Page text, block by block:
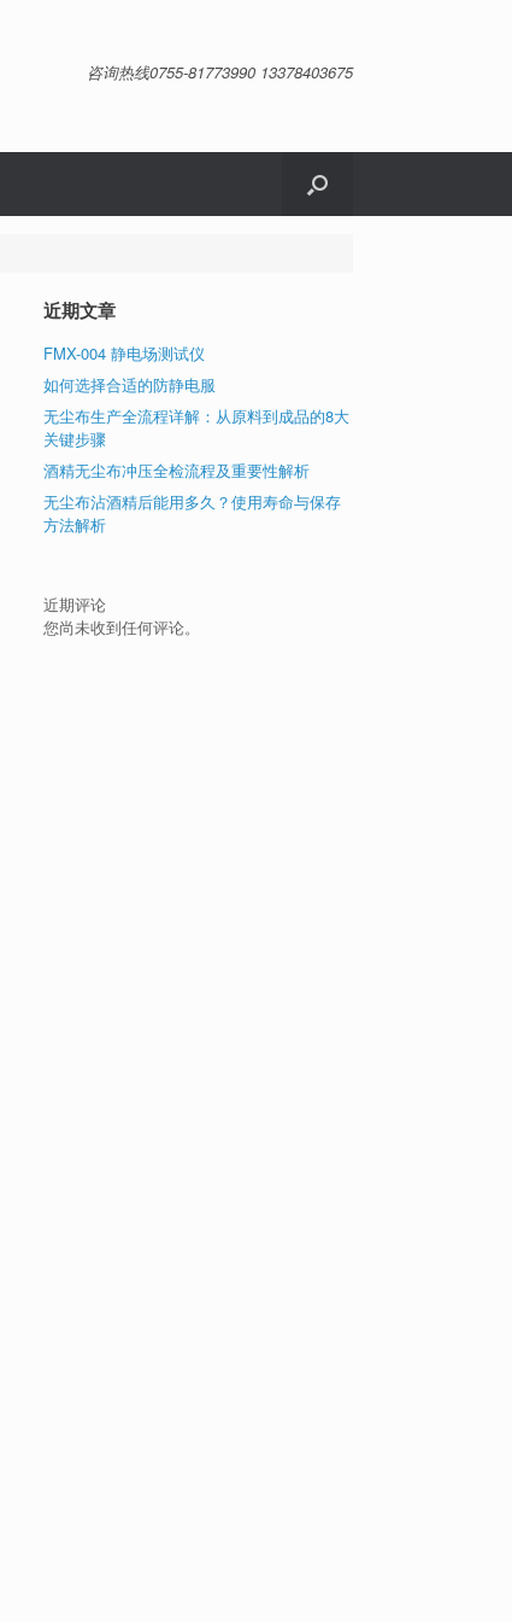
咨询热线0755-81773990 13378403675
近期文章
FMX-004 静电场测试仪
如何选择合适的防静电服
无尘布生产全流程详解：从原料到成品的8大
关键步骤
酒精无尘布冲压全检流程及重要性解析
无尘布沾酒精后能用多久？使用寿命与保存
方法解析
近期评论
您尚未收到任何评论。